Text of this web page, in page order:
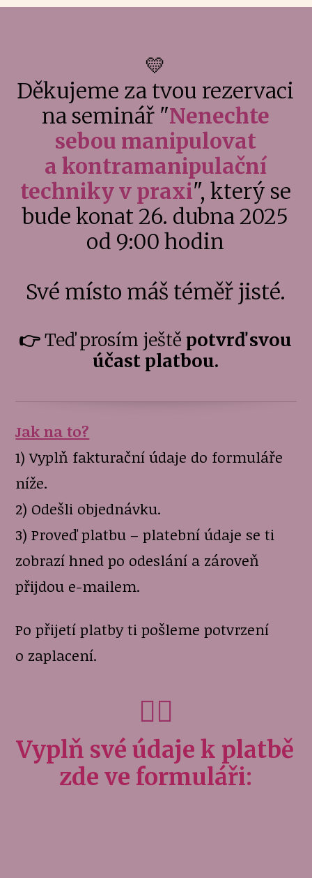
💛
Děkujeme za tvou rezervaci
na seminář "Nenechte
sebou manipulovat
a kontramanipulační
techniky v praxi", který se
bude konat 26. dubna 2025
od 9:00 hodin
Své místo máš téměř jisté.
👉Teď prosím ještě potvrď svou
účast platbou.
Jak na to?
1) Vyplň fakturační údaje do formuláře
níže.
2) Odešli objednávku.
3) Proveď platbu – platební údaje se ti
zobrazí hned po odeslání a zároveň
přijdou e-mailem.
Po přijetí platby ti pošleme potvrzení
o zaplacení.
👇🏻
Vyplň své údaje k platbě
zde ve formuláři: